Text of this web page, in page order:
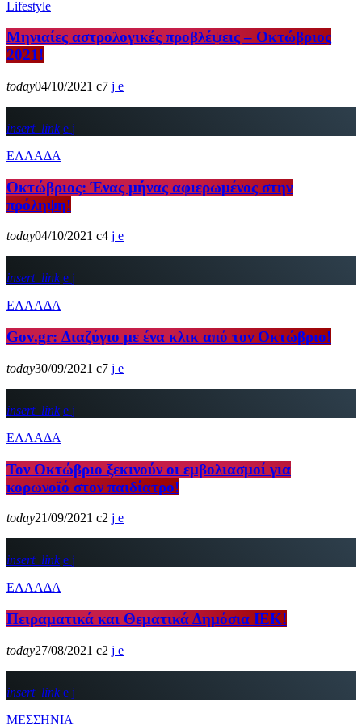
Lifestyle
Μηνιαίες αστρολογικές προβλέψεις – Οκτώβριος
2021!
today04/10/2021 7
insert_link
ΕΛΛΑΔΑ
Οκτώβριος: Ένας μήνας αφιερωμένος στην
πρόληψη!
today04/10/2021 4
insert_link
ΕΛΛΑΔΑ
Gov.gr: Διαζύγιο με ένα κλικ από τον Οκτώβριο!
today30/09/2021 7
insert_link
ΕΛΛΑΔΑ
Τον Οκτώβριο ξεκινούν οι εμβολιασμοί για
κορωνοϊό στον παιδίατρο!
today21/09/2021 2
insert_link
ΕΛΛΑΔΑ
Πειραματικά και Θεματικά Δημόσια ΙΕΚ!
today27/08/2021 2
insert_link
ΜΕΣΣΗΝΙΑ